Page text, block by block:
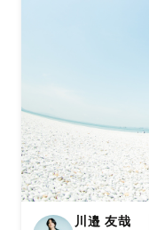
川邉 友哉